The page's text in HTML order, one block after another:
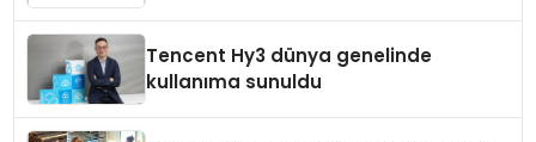
Tencent Hy3 dünya genelinde
kullanıma sunuldu